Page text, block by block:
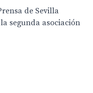
de Sevilla
segunda asociación